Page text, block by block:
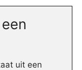
uit een